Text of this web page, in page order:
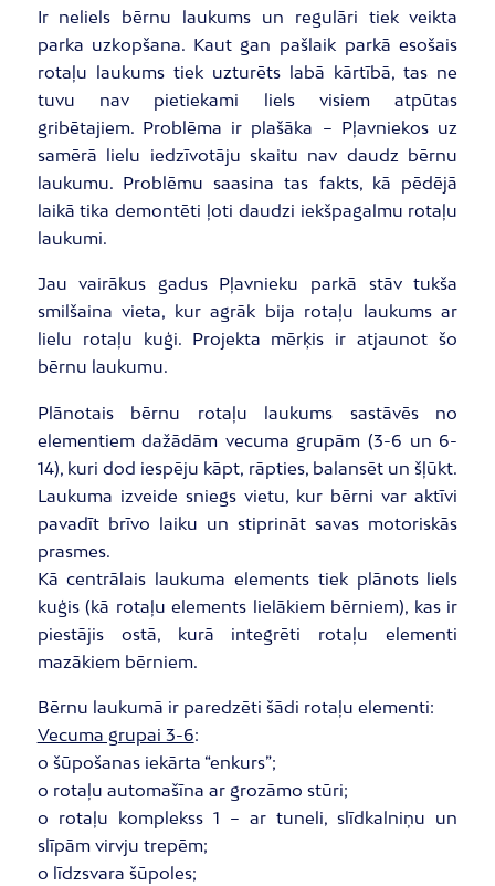
Ir neliels bērnu laukums un regulāri tiek veikta
parka uzkopšana. Kaut gan pašlaik parkā esošais
rotaļu laukums tiek uzturēts labā kārtībā, tas ne
tuvu nav pietiekami liels visiem atpūtas
gribētajiem. Problēma ir plašāka – Pļavniekos uz
samērā lielu iedzīvotāju skaitu nav daudz bērnu
laukumu. Problēmu saasina tas fakts, kā pēdējā
laikā tika demontēti ļoti daudzi iekšpagalmu rotaļu
laukumi.
Jau vairākus gadus Pļavnieku parkā stāv tukša
smilšaina vieta, kur agrāk bija rotaļu laukums ar
lielu rotaļu kuģi. Projekta mērķis ir atjaunot šo
bērnu laukumu.
Plānotais bērnu rotaļu laukums sastāvēs no
elementiem dažādām vecuma grupām (3-6 un 6-
14), kuri dod iespēju kāpt, rāpties, balansēt un šļūkt.
Laukuma izveide sniegs vietu, kur bērni var aktīvi
pavadīt brīvo laiku un stiprināt savas motoriskās
prasmes.
Kā centrālais laukuma elements tiek plānots liels
kuģis (kā rotaļu elements lielākiem bērniem), kas ir
piestājis ostā, kurā integrēti rotaļu elementi
mazākiem bērniem.
Bērnu laukumā ir paredzēti šādi rotaļu elementi:
Vecuma grupai 3-6:
o šūpošanas iekārta “enkurs”;
o rotaļu automašīna ar grozāmo stūri;
o rotaļu komplekss 1 – ar tuneli, slīdkalniņu un
slīpām virvju trepēm;
o līdzsvara šūpoles;